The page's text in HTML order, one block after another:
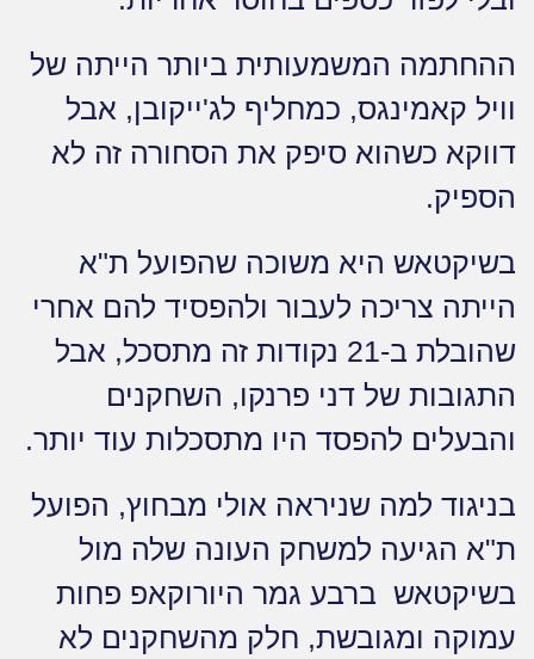
ההחתמה המשמעותית ביותר הייתה של
וויל קאמינגס, כמחליף לג'ייקובן, אבל
דווקא כשהוא סיפק את הסחורה זה לא
הספיק.
בשיקטאש היא משוכה שהפועל ת"א
הייתה צריכה לעבור ולהפסיד להם אחרי
שהובלת ב-21 נקודות זה מתסכל, אבל
התגובות של דני פרנקו, השחקנים
והבעלים להפסד היו מתסכלות עוד יותר.
בניגוד למה שניראה אולי מבחוץ, הפועל
ת"א הגיעה למשחק העונה שלה מול
בשיקטאש ברבע גמר היורוקאפ פחות
עמוקה ומגובשת, חלק מהשחקנים לא